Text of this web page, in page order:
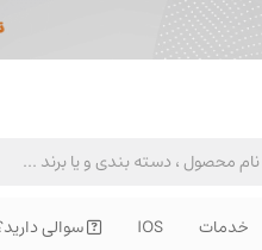
خدمات IOS سوالی